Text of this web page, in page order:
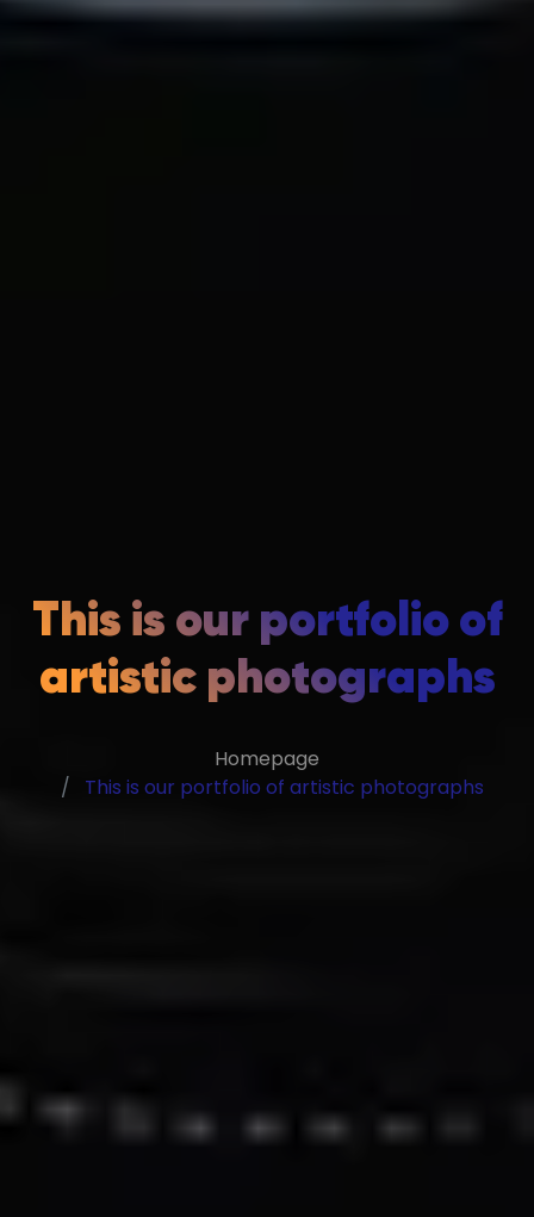
This is our portfolio of
artistic photographs
Homepage
This is our portfolio of artistic photographs